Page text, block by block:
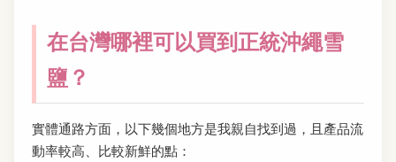
在台灣哪裡可以買到正統沖繩雪
鹽？
實體通路方面，以下幾個地方是我親自找到過，且產品流
動率較高、比較新鮮的點：